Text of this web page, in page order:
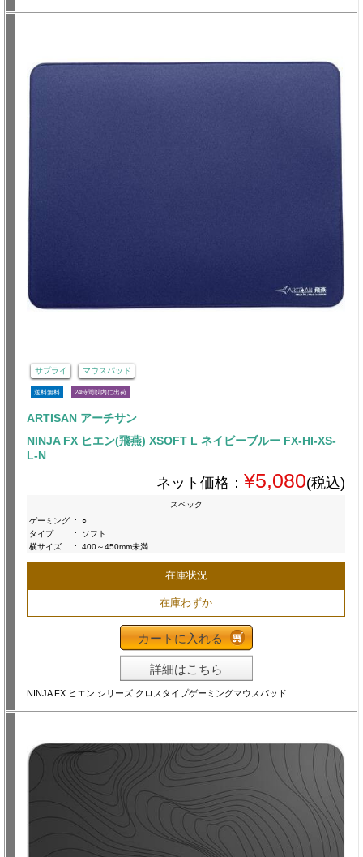
サプライ マウスパッド
送料無料 24時間以内に出荷
ARTISAN アーチサン
NINJA FX ヒエン(飛燕) XSOFT L ネイビーブルー FX-HI-XS-
L-N
ネット価格： ¥5,080(税込)
スペック
ゲーミング :
○
タイプ
:
ソフト
横サイズ
: 400～450mm未満
在庫状況
在庫わずか
カートに入れる
詳細はこちら
NINJA FX ヒエン シリーズ クロスタイプゲーミングマウスパッド